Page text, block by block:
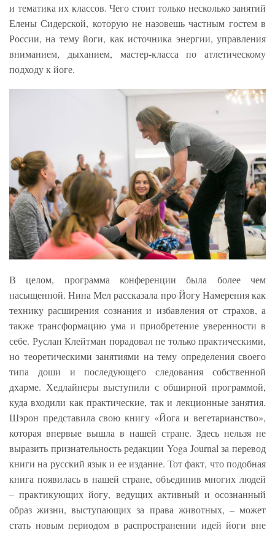
и тематика их классов. Чего стоит только несколько занятий
Елены Сидерской, которую не назовешь частным гостем в
России, на тему йоги, как источника энергии, управления
вниманием, дыханием, мастер-класса по атлетическому
подходу к йоге.
В целом, программа конференции была более чем
насыщенной. Нина Мел рассказала про Йогу Намерения как
технику расширения сознания и избавления от страхов, а
также трансформацию ума и приобретение уверенности в
себе. Руслан Клейтман порадовал не только практическими,
но теоретическими занятиями на тему определения своего
типа доши и последующего следования собственной
дхарме. Хедлайнеры выступили с обширной программой,
куда входили как практические, так и лекционные занятия.
Шэрон представила свою книгу «Йога и вегетарианство»,
которая впервые вышла в нашей стране. Здесь нельзя не
выразить признательность редакции Yoga Journal за перевод
книги на русский язык и ее издание. Тот факт, что подобная
книга появилась в нашей стране, объединив многих людей
– практикующих йогу, ведущих активный и осознанный
образ жизни, выступающих за права животных, – может
стать новым периодом в распространении идей йоги вне